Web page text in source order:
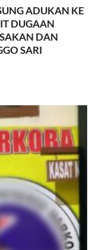
ADUKAN KE
DUGAAN
DAN
SARI